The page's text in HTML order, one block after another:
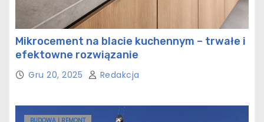
Mikrocement na blacie kuchennym – trwałe i
efektowne rozwiązanie
Gru 20, 2025 Redakcja